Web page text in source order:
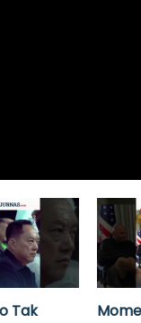
Tak